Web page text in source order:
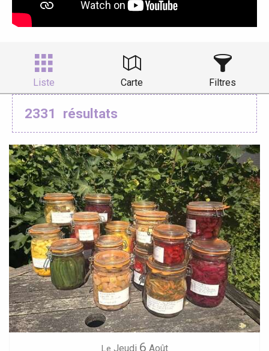
Liste Carte Filtres
2331 résultats
Le Jeudi 6 Août